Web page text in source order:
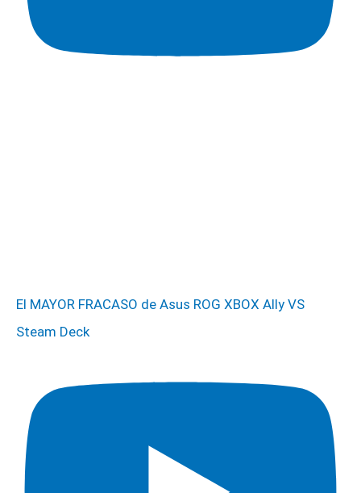
El MAYOR FRACASO de Asus ROG XBOX Ally VS
Steam Deck